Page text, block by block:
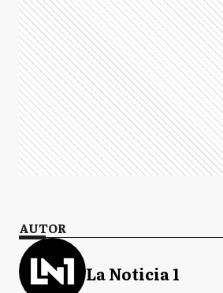
AUTOR
La Noticia 1